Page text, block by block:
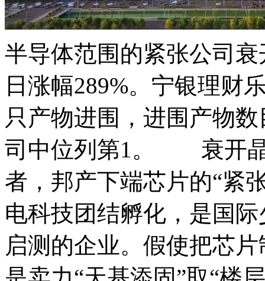
半导体范围的紧张公司
日涨幅289%。宁银理财
只产物进围，进围产物
司中位列第1。 衰开晶
者，邦产下端芯片的“紧
电科技团结孵化，是国
启测的企业。假使把芯